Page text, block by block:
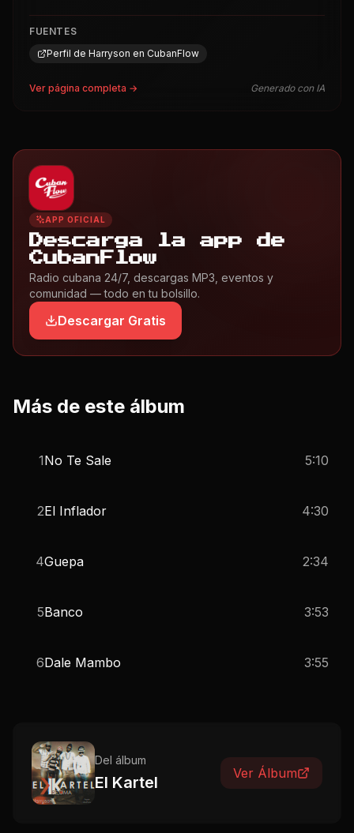
FUENTES
Perfil de Harryson en CubanFlow
Ver página completa → Generado con IA
APP OFICIAL
Descarga la app de
CubanFlow
Radio cubana 24/7, descargas MP3, eventos y
comunidad — todo en tu bolsillo.
Descargar Gratis
Más de este álbum
1No Te Sale 5:10
2El Inflador 4:30
4Guepa 2:34
5Banco 3:53
6Dale Mambo 3:55
Del álbum
El Kartel Ver Álbum